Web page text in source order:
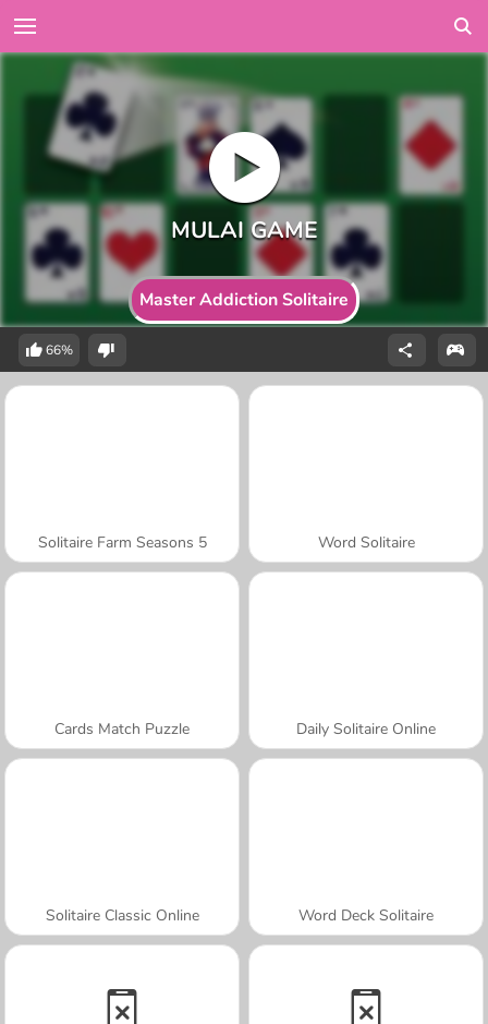
Master Addiction Solitaire
66%
Solitaire Farm Seasons 5 Word Solitaire
Cards Match Puzzle Daily Solitaire Online
Solitaire Classic Online Word Deck Solitaire